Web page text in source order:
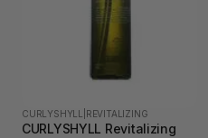
CURLYSHYLL REVITALIZING
CURLYSHYLL Revitalizing